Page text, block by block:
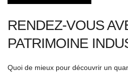
RENDEZ-VOUS
PATRIMOINE
Quoi de mieux pour découvrir un